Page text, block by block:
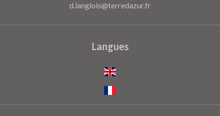
d.langlois@terredazur.fr
Langues